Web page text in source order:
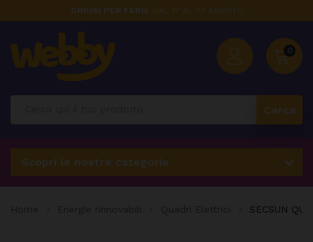
CHIUSI PER FERIE DAL 17 AL 23 AGOSTO
0
Cerca
Scopri le nostre categorie
SECSUN